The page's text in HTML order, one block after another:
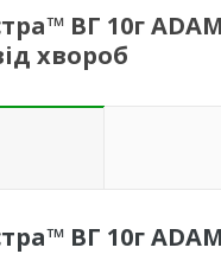
ВГ 10г
хвороб
ВГ 10г